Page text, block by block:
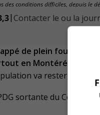
des conditions difficiles, depuis le
| Contacter le ou la
de plein fouet, par
en Montérégie,
va rester, malgré
sortante du Centre